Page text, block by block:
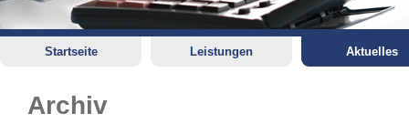
Startseite Leistungen Aktuelles
Archiv